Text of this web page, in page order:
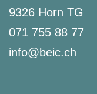
9326 Horn TG
071 755 88 77
info@beic.ch